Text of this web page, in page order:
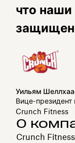
что наши
Уильям
Вице-президент
Crunch Fitness
О
Crunch